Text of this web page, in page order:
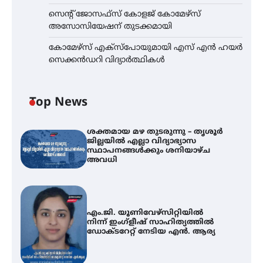
സെന്റ് ജോസഫ്സ് കോളജ് കോമേഴ്‌സ്
അസോസിയേഷന് തുടക്കമായി
കോമേഴ്സ് എക്സ്പോയുമായി എസ് എൻ ഹയർ
സെക്കൻഡറി വിദ്യാർത്ഥികൾ
Top News
ശക്തമായ മഴ തുടരുന്നു – തൃശൂർ
ജില്ലയിൽ എല്ലാ വിദ്യാഭ്യാസ
സ്ഥാപനങ്ങൾക്കും ശനിയാഴ്ച
അവധി
എം.ജി. യൂണിവേഴ്‌സിറ്റിയിൽ
നിന്ന് ഇംഗ്ളീഷ് സാഹിത്യത്തിൽ
ഡോക്ടറേറ്റ് നേടിയ എൻ. ആര്യ